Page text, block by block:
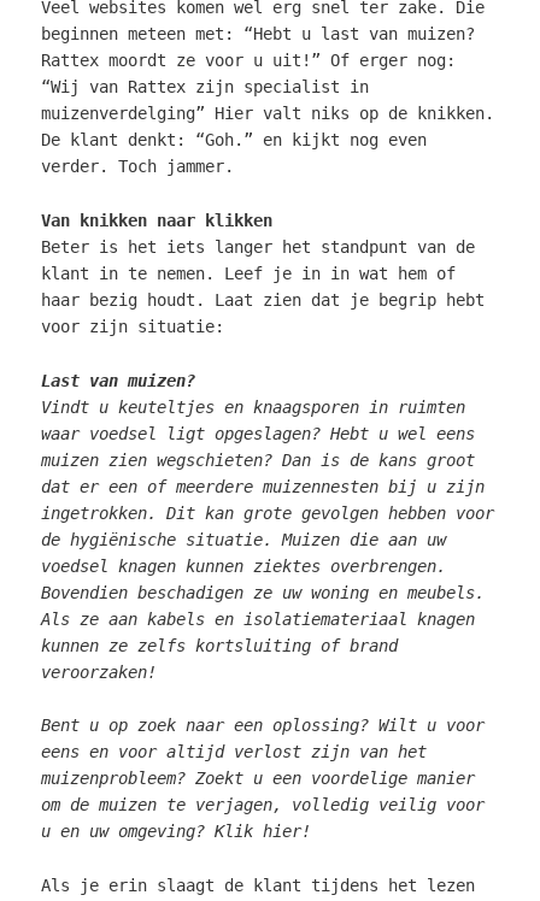
Veel websites komen wel erg snel ter zake. Die
beginnen meteen met: “Hebt u last van muizen?
Rattex moordt ze voor u uit!” Of erger nog:
“Wij van Rattex zijn specialist in
muizenverdelging” Hier valt niks op de knikken.
De klant denkt: “Goh.” en kijkt nog even
verder. Toch jammer.
Van knikken naar klikken
Beter is het iets langer het standpunt van de
klant in te nemen. Leef je in in wat hem of
haar bezig houdt. Laat zien dat je begrip hebt
voor zijn situatie:
Last van muizen?
Vindt u keuteltjes en knaagsporen in ruimten
waar voedsel ligt opgeslagen? Hebt u wel eens
muizen zien wegschieten? Dan is de kans groot
dat er een of meerdere muizennesten bij u zijn
ingetrokken. Dit kan grote gevolgen hebben voor
de hygiënische situatie. Muizen die aan uw
voedsel knagen kunnen ziektes overbrengen.
Bovendien beschadigen ze uw woning en meubels.
Als ze aan kabels en isolatiemateriaal knagen
kunnen ze zelfs kortsluiting of brand
veroorzaken!
Bent u op zoek naar een oplossing? Wilt u voor
eens en voor altijd verlost zijn van het
muizenprobleem? Zoekt u een voordelige manier
om de muizen te verjagen, volledig veilig voor
u en uw omgeving?Klik hier!
Als je erin slaagt de klant tijdens het lezen